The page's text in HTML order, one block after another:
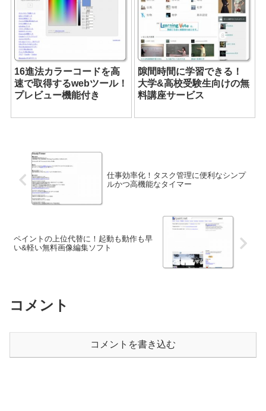
16進法カラーコードを高
速で取得するwebツール！
プレビュー機能付き
隙間時間に学習できる！
大学&高校受験生向けの無
料講座サービス
仕事効率化！タスク管理に便利なシンプ
ルかつ高機能なタイマー
ペイントの上位代替に！起動も動作も早
い&軽い無料画像編集ソフト
コメント
コメントを書き込む